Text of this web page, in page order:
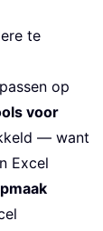
te
op
voor
— want
Excel